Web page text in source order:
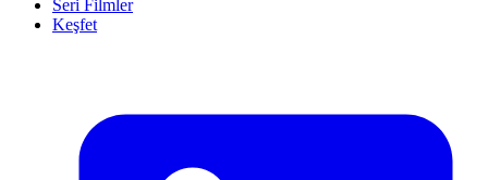
Seri Filmler
Keşfet